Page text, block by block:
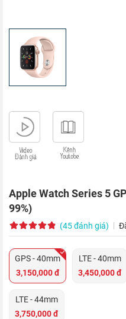
Apple Watch Series 5
99%)
(45 đánh giá)
GPS - 40mm
3,150,000 đ
LTE - 40mm
3,450,000 đ
LTE - 44mm
3,750,000 đ